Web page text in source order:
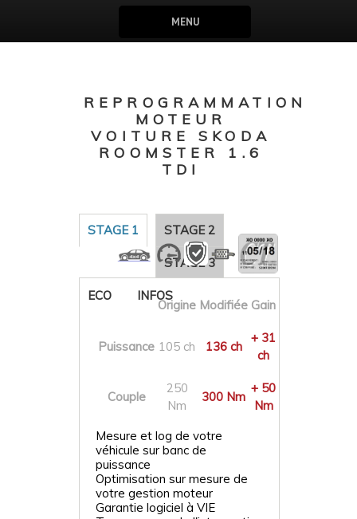
MENU
REPROGRAMMATION
MOTEUR
VOITURE SKODA
ROOMSTER 1.6
TDI
STAGE 1 STAGE 2
STAGE 3
ECO INFOS
Origine Modifiée Gain
Puissance 105 ch 136 ch
+ 31
ch
Couple
250
Nm
300 Nm
+ 50
Nm
Mesure et log de votre
véhicule sur banc de
puissance
Optimisation sur mesure de
votre gestion moteur
Garantie logiciel à VIE